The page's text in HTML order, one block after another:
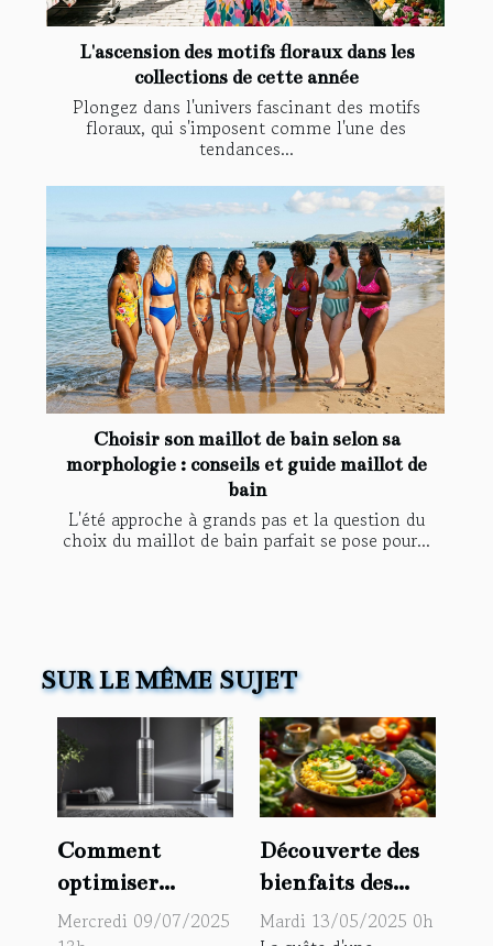
L'ascension des motifs floraux dans les
collections de cette année
Plongez dans l'univers fascinant des motifs
floraux, qui s'imposent comme l'une des
tendances...
Choisir son maillot de bain selon sa
morphologie : conseils et guide maillot de
bain
L'été approche à grands pas et la question du
choix du maillot de bain parfait se pose pour...
SUR LE MÊME SUJET
Comment
optimiser
l'efficacité des
Mercredi 09/07/2025
Découverte des
bienfaits des
repas bios
Mardi 13/05/2025 0h